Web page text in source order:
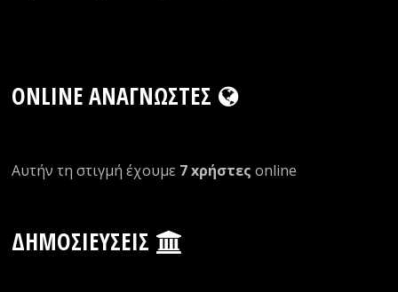
ONLINE ΑΝΑΓΝΏΣΤΕΣ
Αυτήν τη στιγμή έχουμε 7 xρήστες οnline
ΔΗΜΟΣΙΕΎΣΕΙΣ